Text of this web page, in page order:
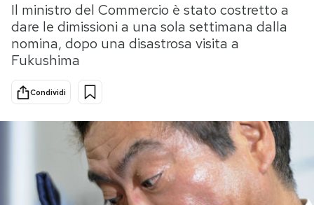
Tecnologia
Internet
Scienza
Cultura
Economia
Storie/Idee
Ok Boomer!
Media
PODCAST
Il ministro del Commercio è stato costretto a
dare le dimissioni a una sola settimana dalla
nomina, dopo una disastrosa visita a
Fukushima
Condividi